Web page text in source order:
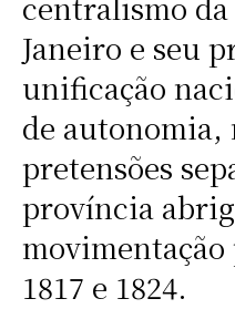
centralismo
Janeiro e seu
unificação
de autonomia,
pretensões
província
1817 e 1824.